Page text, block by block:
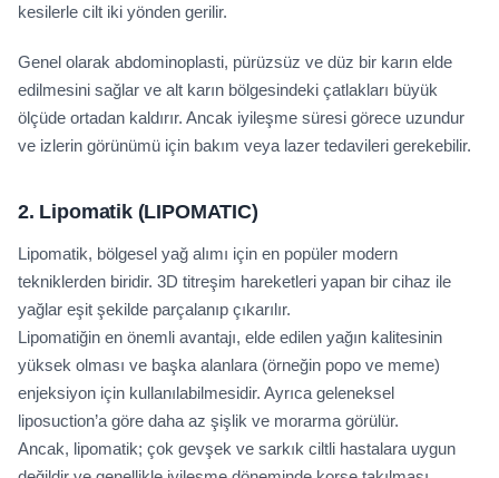
kesilerle cilt iki yönden gerilir.
Genel olarak abdominoplasti, pürüzsüz ve düz bir karın elde
edilmesini sağlar ve alt karın bölgesindeki çatlakları büyük
ölçüde ortadan kaldırır. Ancak iyileşme süresi görece uzundur
ve izlerin görünümü için bakım veya lazer tedavileri gerekebilir.
2. Lipomatik(LIPOMATIC)
Lipomatik, bölgesel yağ alımı için en popüler modern
tekniklerden biridir. 3D titreşim hareketleri yapan bir cihaz ile
yağlar eşit şekilde parçalanıp çıkarılır.
Lipomatiğin en önemli avantajı, elde edilen yağın kalitesinin
yüksek olması ve başka alanlara (örneğin popo ve meme)
enjeksiyon için kullanılabilmesidir. Ayrıca geleneksel
liposuction’a göre daha az şişlik ve morarma görülür.
Ancak, lipomatik; çok gevşek ve sarkık ciltli hastalara uygun